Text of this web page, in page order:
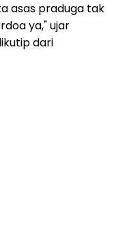
asas praduga tak
ya," ujar
dari